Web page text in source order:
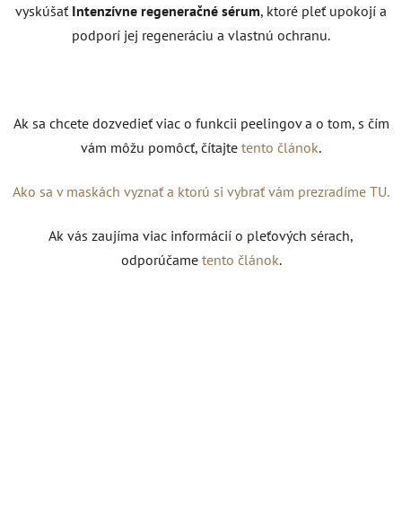
vyskúšať Intenzívne regeneračné sérum, ktoré pleť upokojí a
podporí jej regeneráciu a vlastnú ochranu.
Ak sa chcete dozvedieť viac o funkcii peelingov a o tom, s čím
vám môžu pomôcť, čítajte tento článok.
Ako sa v maskách vyznať a ktorú si vybrať vám prezradíme TU.
Ak vás zaujíma viac informácií o pleťových sérach,
odporúčame tento článok.